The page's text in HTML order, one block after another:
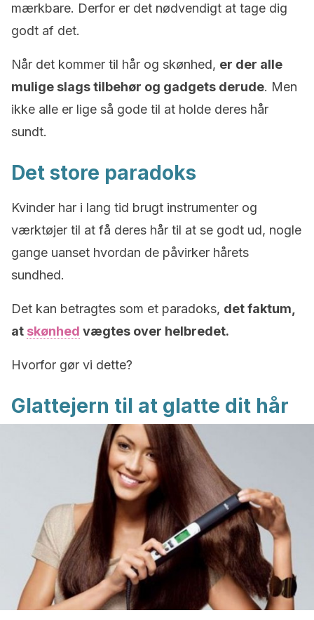
mærkbare. Derfor er det nødvendigt at tage dig
godt af det.
Når det kommer til hår og skønhed, er der alle
mulige slags tilbehør og gadgets derude. Men
ikke alle er lige så gode til at holde deres hår
sundt.
Det store paradoks
Kvinder har i lang tid brugt instrumenter og
værktøjer til at få deres hår til at se godt ud, nogle
gange uanset hvordan de påvirker hårets
sundhed.
Det kan betragtes som et paradoks, det faktum,
at skønhed vægtes over helbredet.
Hvorfor gør vi dette?
Glattejern til at glatte dit hår